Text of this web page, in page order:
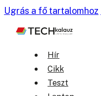
Ugrás a fő tartalomhoz
Hír
Cikk
Teszt